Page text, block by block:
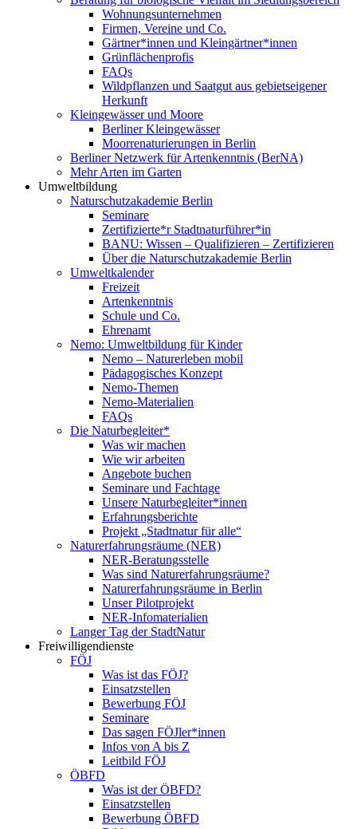
Wohnungsunternehmen
Firmen, Vereine und Co.
Gärtner*innen und Kleingärtner*innen
Grünflächenprofis
FAQs
Wildpflanzen und Saatgut aus gebietseigener
Herkunft
Kleingewässer und Moore
Berliner Kleingewässer
Moorrenaturierungen in Berlin
Berliner Netzwerk für Artenkenntnis (BerNA)
Mehr Arten im Garten
Umweltbildung
Naturschutzakademie Berlin
Seminare
Zertifizierte*r Stadtnaturführer*in
BANU: Wissen – Qualifizieren – Zertifizieren
Über die Naturschutzakademie Berlin
Umweltkalender
Freizeit
Artenkenntnis
Schule und Co.
Ehrenamt
Nemo: Umweltbildung für Kinder
Nemo – Naturerleben mobil
Pädagogisches Konzept
Nemo-Themen
Nemo-Materialien
FAQs
Die Naturbegleiter*
Was wir machen
Wie wir arbeiten
Angebote buchen
Seminare und Fachtage
Unsere Naturbegleiter*innen
Erfahrungsberichte
Projekt „Stadtnatur für alle“
Naturerfahrungsräume (NER)
NER-Beratungsstelle
Was sind Naturerfahrungsräume?
Naturerfahrungsräume in Berlin
Unser Pilotprojekt
NER-Infomaterialien
Langer Tag der StadtNatur
Freiwilligendienste
FÖJ
Was ist das FÖJ?
Einsatzstellen
Bewerbung FÖJ
Seminare
Das sagen FÖJler*innen
Infos von A bis Z
Leitbild FÖJ
ÖBFD
Was ist der ÖBFD?
Einsatzstellen
Bewerbung ÖBFD